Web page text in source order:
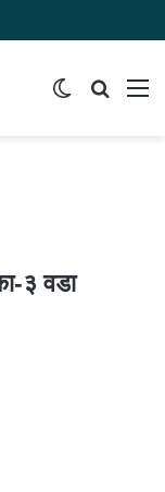
समाचार
Switch
३ वडा